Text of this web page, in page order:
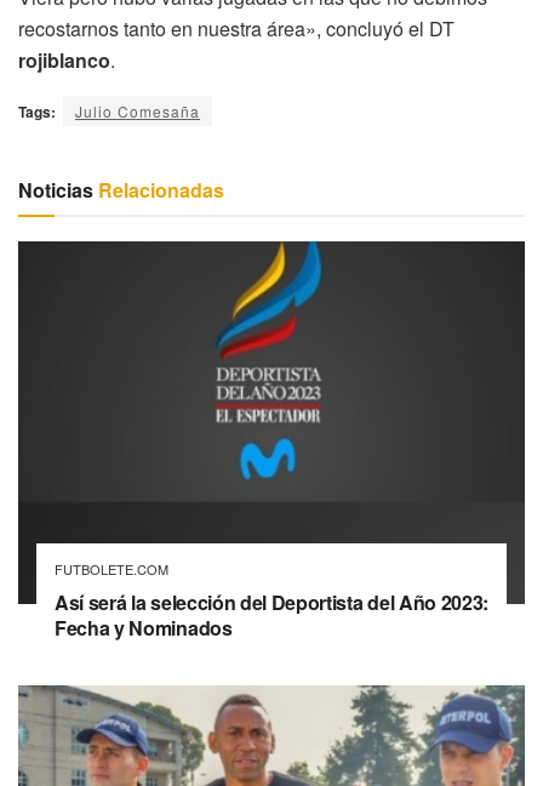
recostarnos tanto en nuestra área», concluyó el DT
rojiblanco.
Tags: Julio Comesaña
Noticias Relacionadas
FUTBOLETE.COM
Así será la selección del Deportista del Año 2023:
Fecha y Nominados